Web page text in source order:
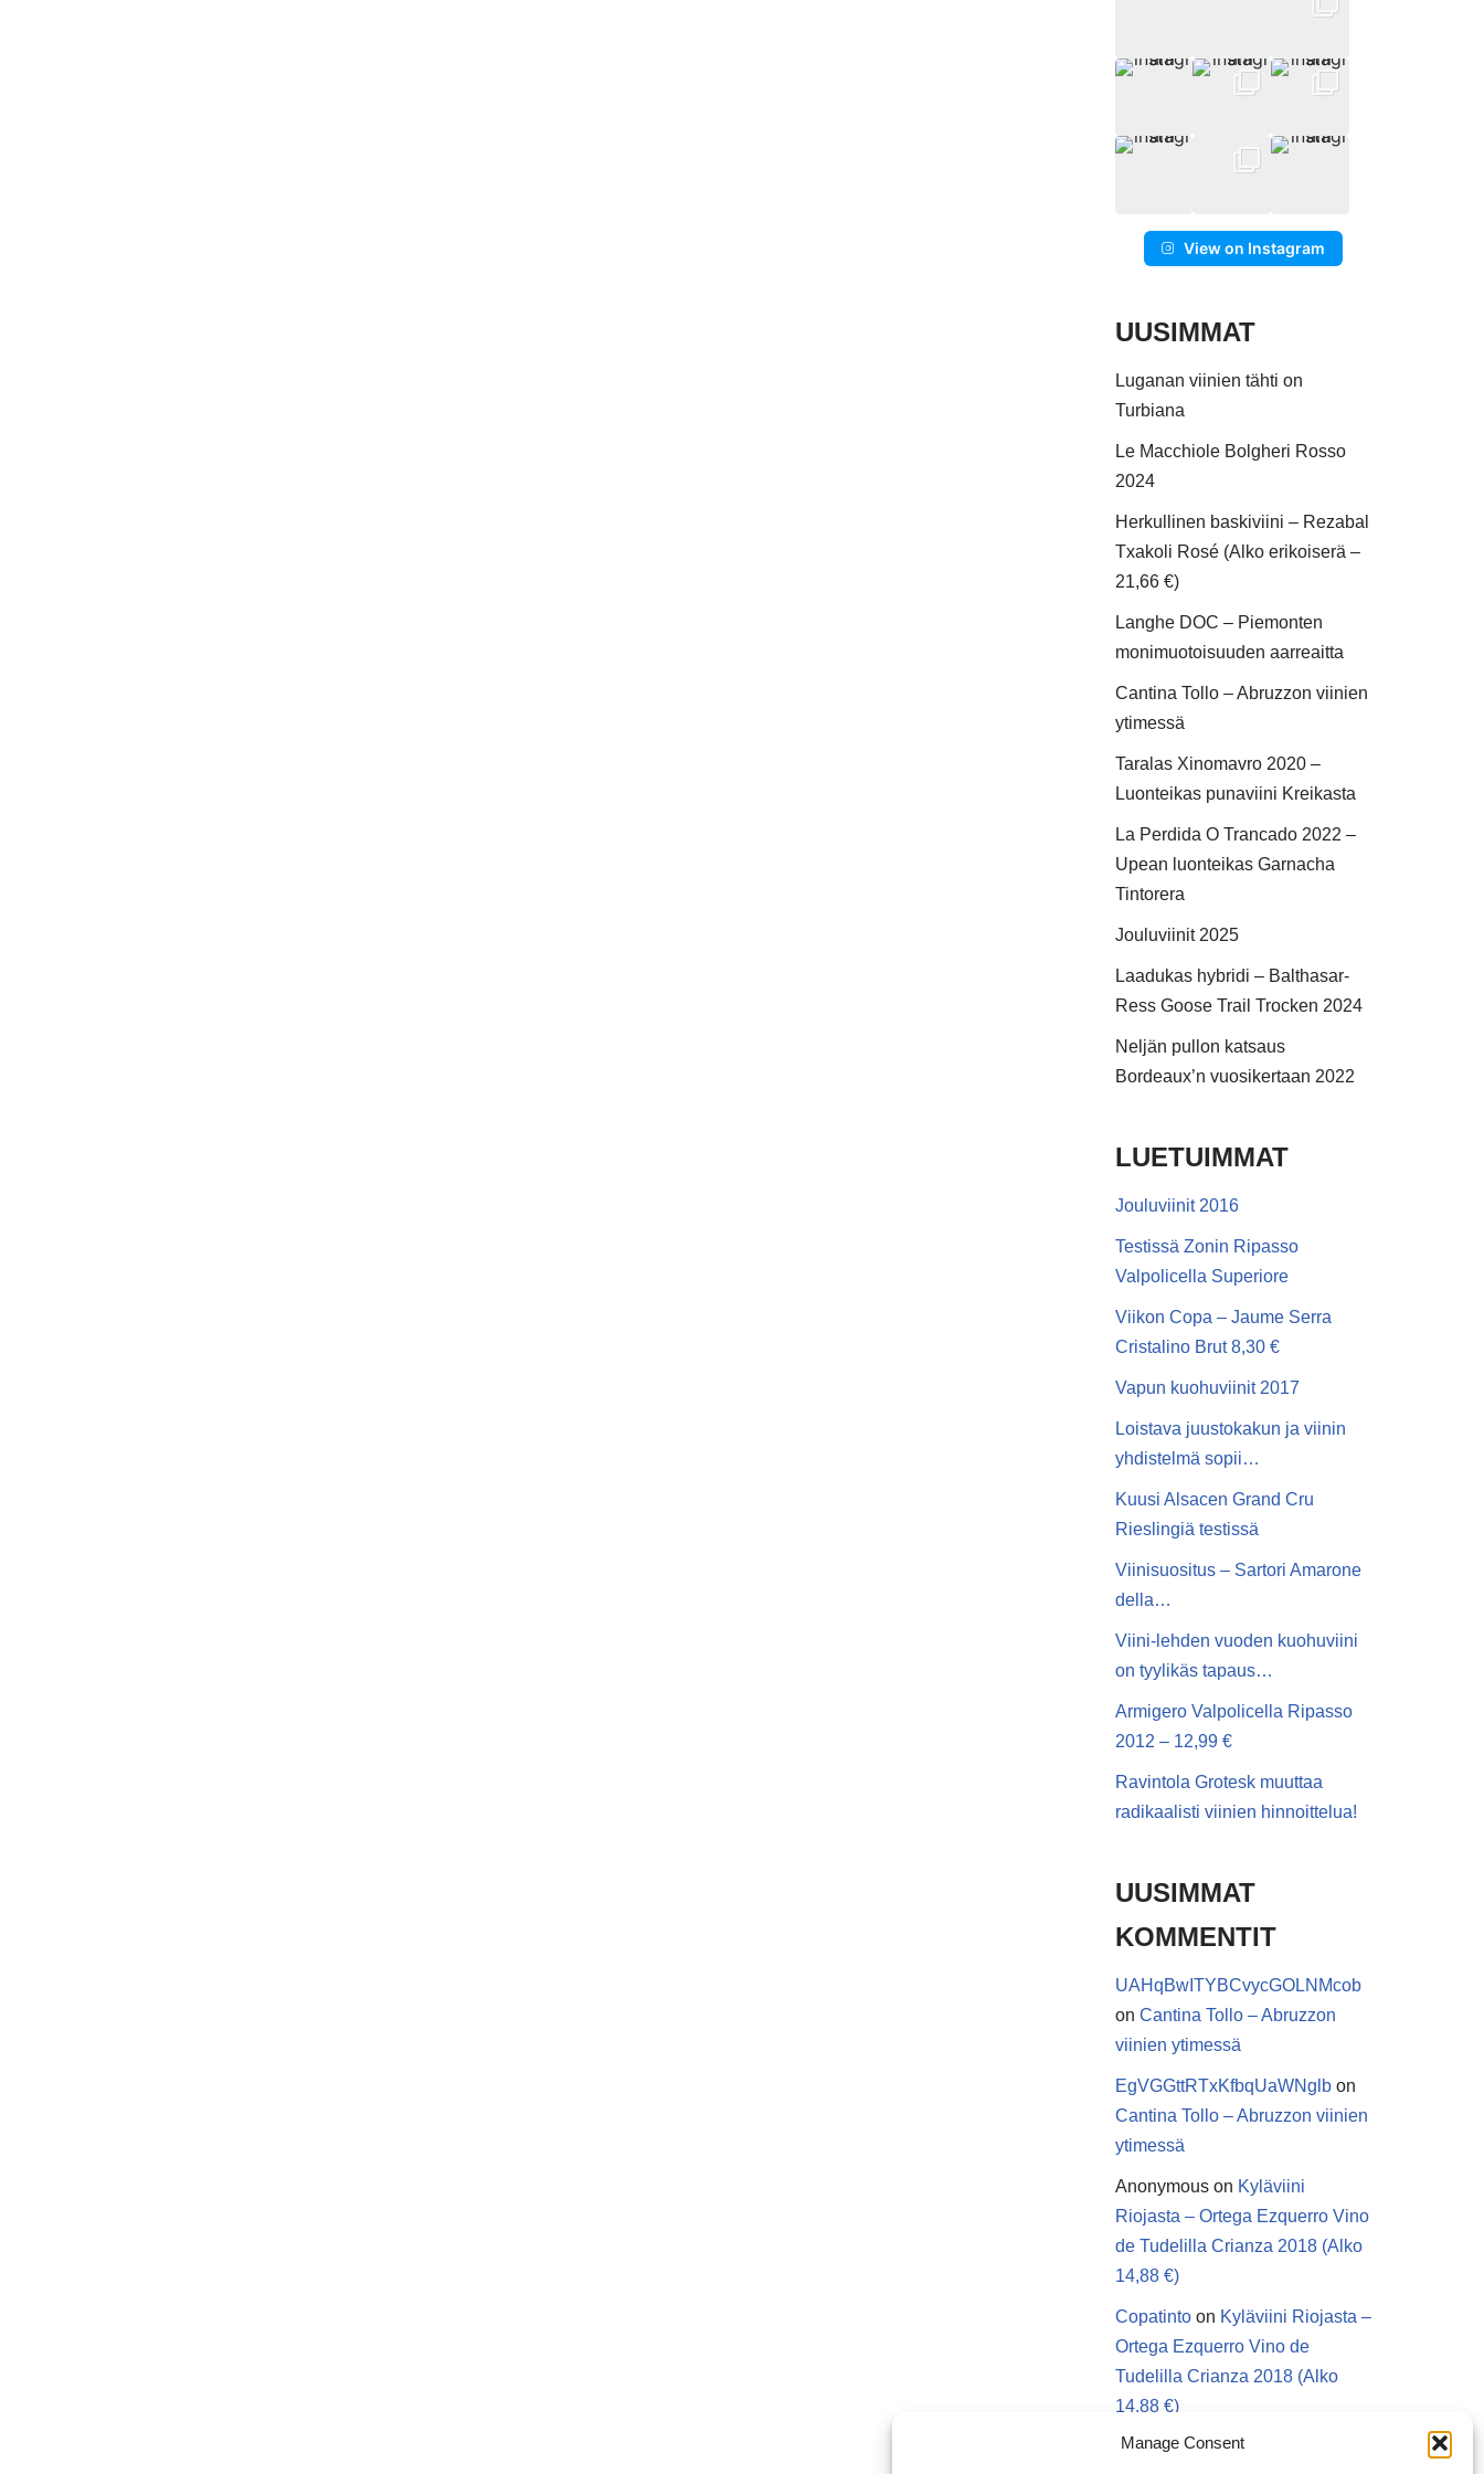
Manage Consent
View on Instagram
UUSIMMAT
Luganan viinien tähti on
Turbiana
Le Macchiole Bolgheri Rosso
2024
Herkullinen baskiviini – Rezabal
Txakoli Rosé (Alko erikoiserä –
21,66 €)
Langhe DOC – Piemonten
monimuotoisuuden aarreaitta
Cantina Tollo – Abruzzon viinien
ytimessä
Taralas Xinomavro 2020 –
Luonteikas punaviini Kreikasta
La Perdida O Trancado 2022 –
Upean luonteikas Garnacha
Tintorera
Jouluviinit 2025
Laadukas hybridi – Balthasar-
Ress Goose Trail Trocken 2024
Neljän pullon katsaus
Bordeaux’n vuosikertaan 2022
LUETUIMMAT
Jouluviinit 2016
Testissä Zonin Ripasso
Valpolicella Superiore
Viikon Copa – Jaume Serra
Cristalino Brut 8,30 €
Vapun kuohuviinit 2017
Loistava juustokakun ja viinin
yhdistelmä sopii…
Kuusi Alsacen Grand Cru
Rieslingiä testissä
Viinisuositus – Sartori Amarone
della…
Viini-lehden vuoden kuohuviini
on tyylikäs tapaus…
Armigero Valpolicella Ripasso
2012 – 12,99 €
Ravintola Grotesk muuttaa
radikaalisti viinien hinnoittelua!
UUSIMMAT
KOMMENTIT
UAHqBwITYBCvycGOLNMcob
on Cantina Tollo – Abruzzon
viinien ytimessä
EgVGGttRTxKfbqUaWNglbon
Cantina Tollo – Abruzzon viinien
ytimessä
Anonymouson Kyläviini
Riojasta – Ortega Ezquerro Vino
de Tudelilla Crianza 2018 (Alko
14,88 €)
Copatintoon Kyläviini Riojasta –
Ortega Ezquerro Vino de
Tudelilla Crianza 2018 (Alko
14,88 €)
Sanna van Herwaarden